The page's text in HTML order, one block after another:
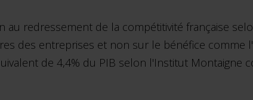
au redressement de la compétitivité française
des entreprises et non sur le bénéfice comme
de 4,4% du PIB selon l'Institut Montaigne